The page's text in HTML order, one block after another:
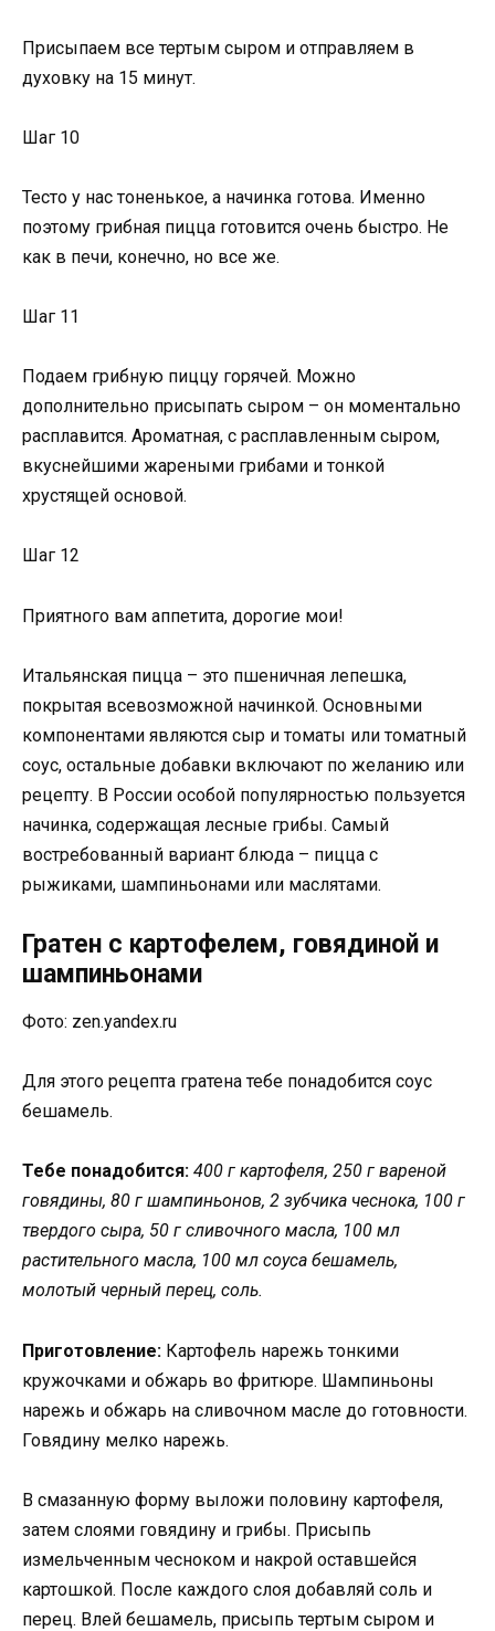
Присыпаем все тертым сыром и отправляем в
духовку на 15 минут.
Шаг 10
Тесто у нас тоненькое, а начинка готова. Именно
поэтому грибная пицца готовится очень быстро. Не
как в печи, конечно, но все же.
Шаг 11
Подаем грибную пиццу горячей. Можно
дополнительно присыпать сыром – он моментально
расплавится. Ароматная, с расплавленным сыром,
вкуснейшими жареными грибами и тонкой
хрустящей основой.
Шаг 12
Приятного вам аппетита, дорогие мои!
Итальянская пицца – это пшеничная лепешка,
покрытая всевозможной начинкой. Основными
компонентами являются сыр и томаты или томатный
соус, остальные добавки включают по желанию или
рецепту. В России особой популярностью пользуется
начинка, содержащая лесные грибы. Самый
востребованный вариант блюда – пицца с
рыжиками, шампиньонами или маслятами.
Гратен с картофелем, говядиной и
шампиньонами
Фото: zen.yandex.ru
Для этого рецепта гратена тебе понадобится соус
бешамель.
Тебе понадобится: 400 г картофеля, 250 г вареной
говядины, 80 г шампиньонов, 2 зубчика чеснока, 100 г
твердого сыра, 50 г сливочного масла, 100 мл
растительного масла, 100 мл соуса бешамель,
молотый черный перец, соль.
Приготовление: Картофель нарежь тонкими
кружочками и обжарь во фритюре. Шампиньоны
нарежь и обжарь на сливочном масле до готовности.
Говядину мелко нарежь.
В смазанную форму выложи половину картофеля,
затем слоями говядину и грибы. Присыпь
измельченным чесноком и накрой оставшейся
картошкой. После каждого слоя добавляй соль и
перец. Влей бешамель, присыпь тертым сыром и